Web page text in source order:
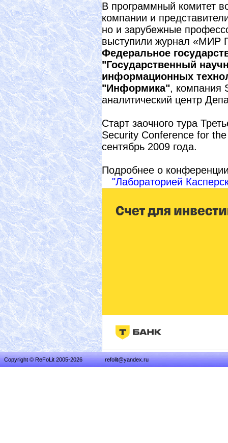
В программный комитет
компании и
но и зарубежные
выступили журнал «МИР
Федеральное
"Государственный
информационных
"Информика", компания
аналитический центр
Старт заочного тура
Security Conference for
сентябрь 2009 года.
Подробнее о
"Лабораторией
Copyright © ReFoLit 2005-2026 refolit@yandex.ru